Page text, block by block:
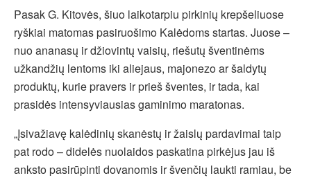
Pasak G. Kitovės, šiuo laikotarpiu pirkinių krepšeliuose
ryškiai matomas pasiruošimo Kalėdoms startas. Juose –
nuo ananasų ir džiovintų vaisių, riešutų šventinėms
užkandžių lentoms iki aliejaus, majonezo ar šaldytų
produktų, kurie pravers ir prieš šventes, ir tada, kai
prasidės intensyviausias gaminimo maratonas.
„Įsivažiavę kalėdinių skanėstų ir žaislų pardavimai taip
pat rodo – didelės nuolaidos paskatina pirkėjus jau iš
anksto pasirūpinti dovanomis ir švenčių laukti ramiau, be